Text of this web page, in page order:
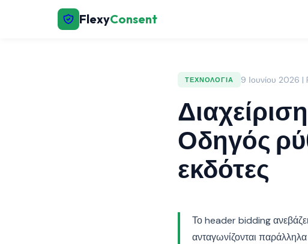
FlexyConsent
ΤΕΧΝΟΛΟΓΊΑ 9 Ιουνίου 2026
Οδηγός
εκδότες
Το header bidding
ανταγωνίζονται